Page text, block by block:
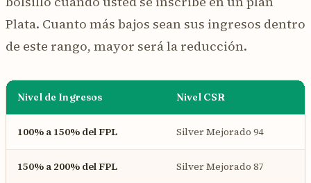
Plata. Cuanto más bajos sean sus ingresos dentro
de este rango, mayor será la reducción.
Nivel de Ingresos Nivel CSR
100% a 150% del FPL Silver Mejorado 94
150% a 200% del FPL Silver Mejorado 87